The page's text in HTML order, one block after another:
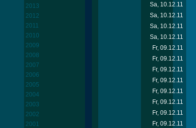
2013
2012
2011
2010
2009
2008
2007
2006
2005
2004
2003
2002
2001
Sa, 10.12.11
Sa, 10.12.11
Sa, 10.12.11
Sa, 10.12.11
Fr, 09.12.11
Fr, 09.12.11
Fr, 09.12.11
Fr, 09.12.11
Fr, 09.12.11
Fr, 09.12.11
Fr, 09.12.11
Fr, 09.12.11